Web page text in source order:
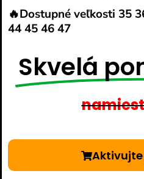
🔥Dostupné veľkosti 35
44 45 46 47
Skvelá